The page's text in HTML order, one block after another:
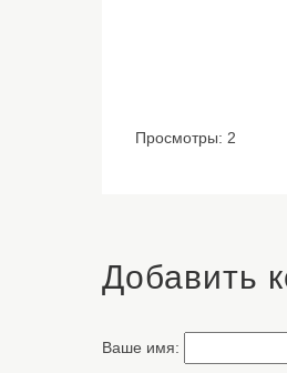
Просмотры: 2
Добавить
Ваше имя: